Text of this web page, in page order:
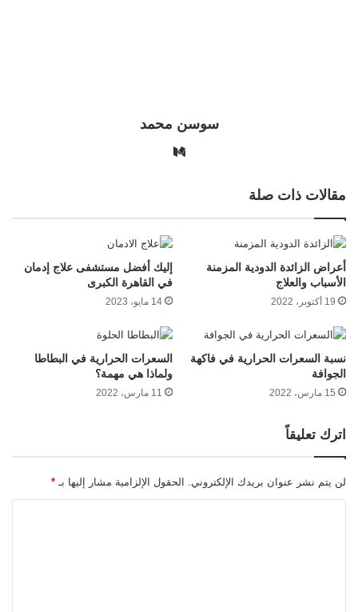
سوسن محمد
مقالات ذات صلة
أعراض الزائدة الدودية المزمنة
الأسباب والعلاج
19 أكتوبر، 2022
إليك أفضل مستشفى علاج إدمان
في القاهرة الكبرى
14 مايو، 2023
نسبة السعرات الحرارية في فاكهة
الجوافة
15 مارس، 2022
السعرات الحرارية في البطاطا
ولماذا هي مهمة؟
11 مارس، 2022
اترك تعليقاً
لن يتم نشر عنوان بريدك الإلكتروني. الحقول الإلزامية مشار إليها بـ *